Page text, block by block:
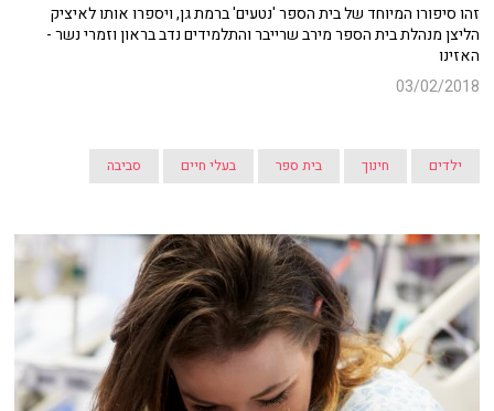
זהו סיפורו המיוחד של בית הספר 'נטעים' ברמת גן, ויספרו אותו לאיציק
הליצן מנהלת בית הספר מירב שרייבר והתלמידים נדב בראון וזמרי נשר -
האזינו
03/02/2018
ילדים חינוך בית ספר בעלי חיים סביבה